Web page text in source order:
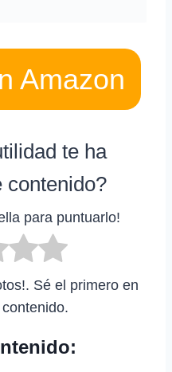
Amazon
te ha
contenido?
para puntuarlo!
Sé el primero en